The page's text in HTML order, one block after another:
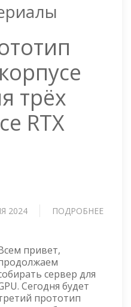
трёх
RTX
2024 ПОДРОБНЕЕ
привет,
сервер для
Сегодня будет
прототип